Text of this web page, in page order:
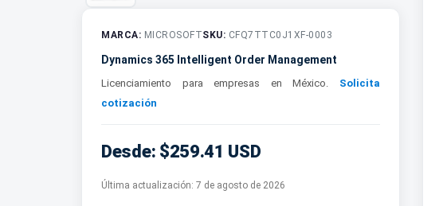
MARCA: MICROSOFTSKU: CFQ7TTC0J1XF-0003
Dynamics 365 Intelligent Order Management
Licenciamiento para empresas en México. Solicita
cotización
Desde: $259.41 USD
Última actualización: 7 de agosto de 2026